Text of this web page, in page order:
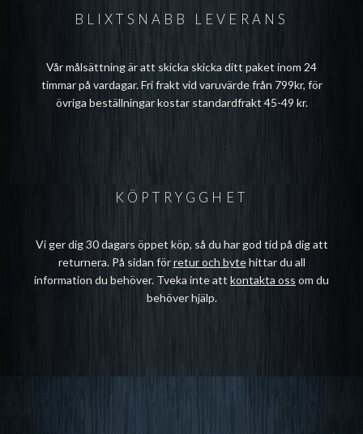
BLIXTSNABB LEVERANS
Vår målsättning är att skicka skicka ditt paket inom 24
timmar på vardagar. Fri frakt vid varuvärde från 799kr, för
övriga beställningar kostar standardfrakt 45-49 kr.
KÖPTRYGGHET
Vi ger dig 30 dagars öppet köp, så du har god tid på dig att
returnera. På sidan förretur och bytehittar du all
information du behöver. Tveka inte att kontakta oss om du
behöver hjälp.